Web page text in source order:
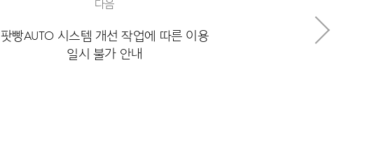
다음
팟빵Auto 시스템 개선 작업에 따른 이용
일시 불가 안내